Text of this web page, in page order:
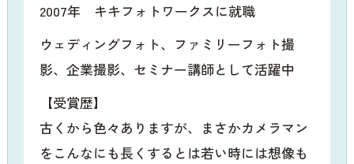
2007年 キキフォトワークスに就職
ウェディングフォト、ファミリーフォト撮
影、企業撮影、セミナー講師として活躍中
【受賞歴】
古くから色々ありますが、まさかカメラマン
をこんなにも長くするとは若い時には想像も